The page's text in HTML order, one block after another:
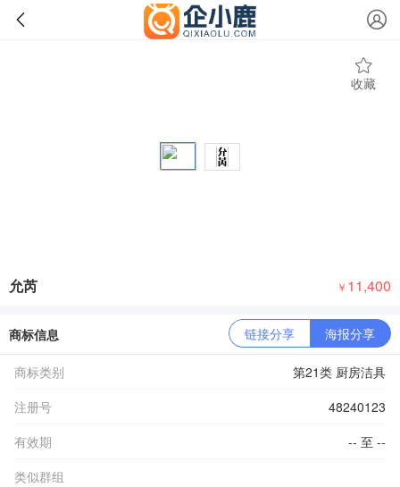
收藏
允芮 ￥ 11,400
商标信息 链接分享 海报分享
商标类别
第21类 厨房洁具
注册号
48240123
有效期
-- 至 --
类似群组